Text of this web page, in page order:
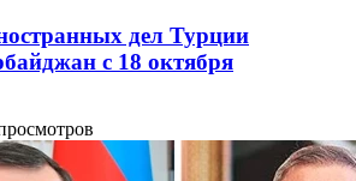
дел Турции
с 18 октября